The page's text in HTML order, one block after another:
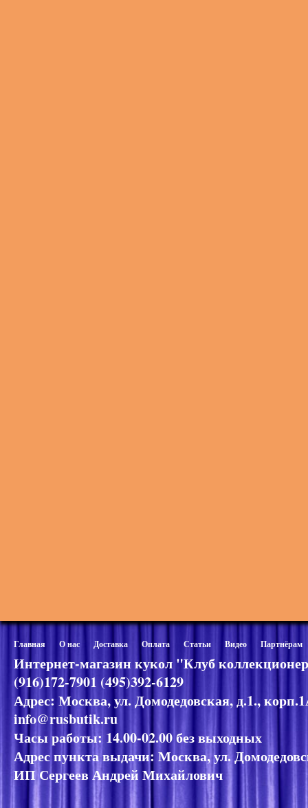
Главная О нас Доставка Оплата Статьи Видео Партнёрам
Интернет-магазин кукол "Клуб
(916)172-7901 (495)392-6129
Адрес: Москва, ул. Домодедовская, д.1.,
info@rusbutik.ru
Часы работы: 14.00-02.00 без выходных
Адрес пункта выдачи: Москва, ул.
ИП Сергеев Андрей Михайлович